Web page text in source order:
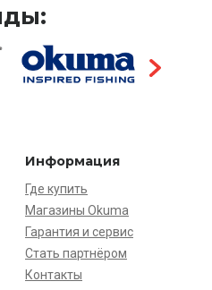
Информация
Где купить
Магазины Okuma
Гарантия и сервис
Стать партнёром
Контакты